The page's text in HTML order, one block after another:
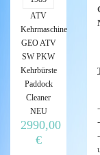
ATV
Kehrmaschine
GEO ATV
SW PKW
Kehrbürste
Paddock
Cleaner
NEU
2990,00
€